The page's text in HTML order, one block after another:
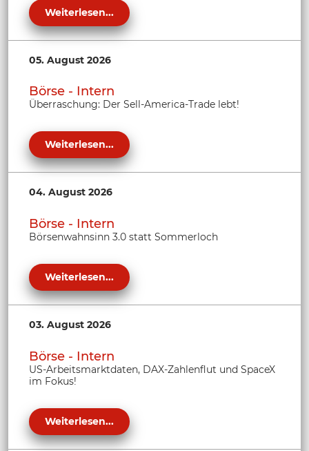
Weiterlesen...
05. August 2026
Börse - Intern
Überraschung: Der Sell-America-Trade lebt!
Weiterlesen...
04. August 2026
Börse - Intern
Börsenwahnsinn 3.0 statt Sommerloch
Weiterlesen...
03. August 2026
Börse - Intern
US-Arbeitsmarktdaten, DAX-Zahlenflut und SpaceX
im Fokus!
Weiterlesen...